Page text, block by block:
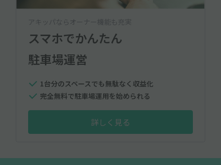
アキッパならオーナー機能も充実
スマホでかんたん
駐車場運営
1台分のスペースでも無駄なく収益化
完全無料で駐車場運用を始められる
詳しく見る